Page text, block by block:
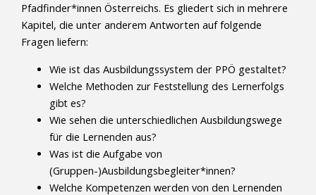
Pfadfinder*innen Österreichs. Es gliedert sich in mehrere
Kapitel, die unter anderem Antworten auf folgende
Fragen liefern:
Wie ist das Ausbildungssystem der PPÖ gestaltet?
Welche Methoden zur Feststellung des Lernerfolgs
gibt es?
Wie sehen die unterschiedlichen Ausbildungswege
für die Lernenden aus?
Was ist die Aufgabe von
(Gruppen-)Ausbildungsbegleiter*innen?
Welche Kompetenzen werden von den Lernenden